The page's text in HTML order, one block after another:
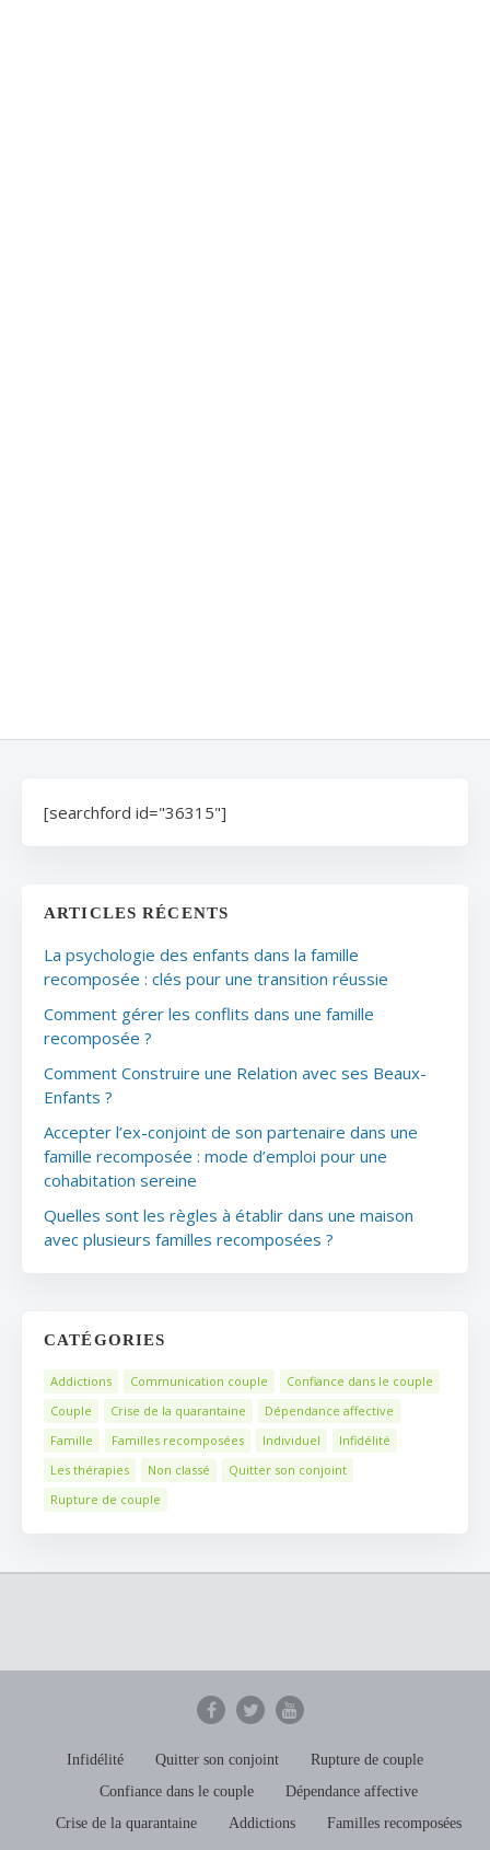
[searchford id="36315"]
ARTICLES RÉCENTS
La psychologie des enfants dans la famille
recomposée : clés pour une transition réussie
Comment gérer les conflits dans une famille
recomposée ?
Comment Construire une Relation avec ses Beaux-
Enfants ?
Accepter l’ex-conjoint de son partenaire dans une
famille recomposée : mode d’emploi pour une
cohabitation sereine
Quelles sont les règles à établir dans une maison
avec plusieurs familles recomposées ?
CATÉGORIES
Addictions Communication couple
Confiance dans le couple
Couple
Crise de la quarantaine
Dépendance affective
Famille
Familles recomposées Individuel
Infidélité
Les thérapies
Non classé
Quitter son conjoint
Rupture de couple
Infidélité Quitter son conjoint
Rupture de couple
Confiance dans le couple
Dépendance affective
Crise de la quarantaine
Addictions Familles recomposées